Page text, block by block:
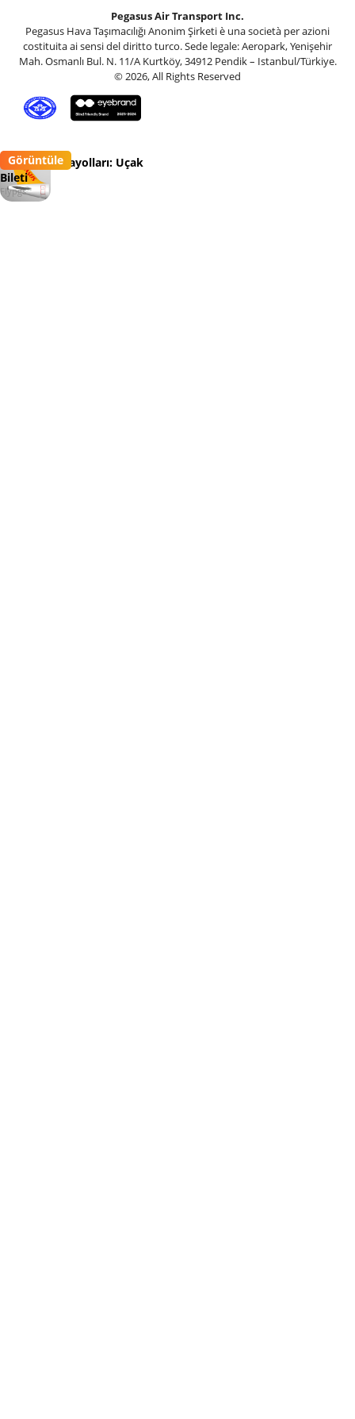
Pegasus Air Transport Inc.
Pegasus Hava Taşımacılığı Anonim Şirketi è una società per azioni
costituita ai sensi del diritto turco. Sede legale: Aeropark, Yenişehir
Mah. Osmanlı Bul. N. 11/A Kurtköy, 34912 Pendik – Istanbul/Türkiye.
© 2026, All Rights Reserved
Pegasus Havayolları: Uçak
Bileti
Flypgs
Görüntüle